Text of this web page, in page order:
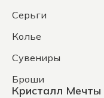
Серьги
Колье
Сувениры
Броши
Кристалл Мечты